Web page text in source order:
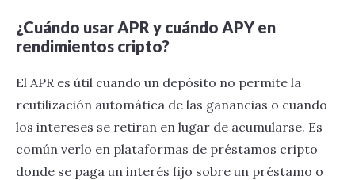
¿Cuándo usar APR y cuándo APY en
rendimientos cripto?
El APR es útil cuando un depósito no permite la
reutilización automática de las ganancias o cuando
los intereses se retiran en lugar de acumularse. Es
común verlo en plataformas de préstamos cripto
donde se paga un interés fijo sobre un préstamo o